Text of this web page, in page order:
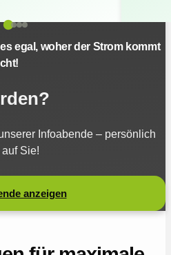
egal, woher der Strom kommt
Infoabende – persönlich
Sie!
anzeigen